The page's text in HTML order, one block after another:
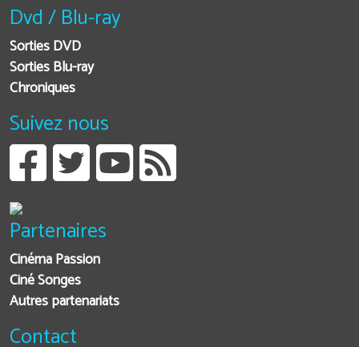
Dvd / Blu-ray
Sorties DVD
Sorties Blu-ray
Chroniques
Suivez nous
Partenaires
Cinéma Passion
Ciné Songes
Autres partenariats
Contact